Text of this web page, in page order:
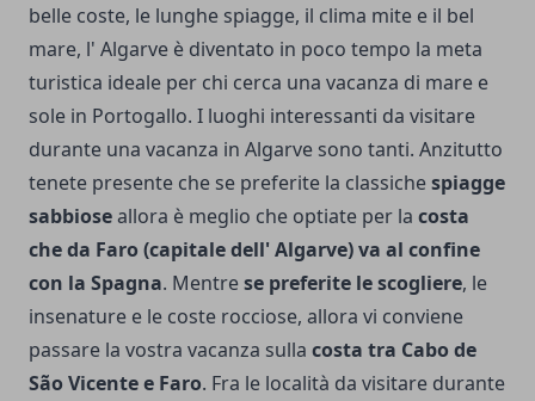
belle coste, le lunghe spiagge, il clima mite e il bel
mare, l' Algarve è diventato in poco tempo la meta
turistica ideale per chi cerca una vacanza di mare e
sole in Portogallo. I luoghi interessanti da visitare
durante una vacanza in Algarve sono tanti. Anzitutto
tenete presente che se preferite la classichespiagge
sabbioseallora è meglio che optiate per la costa
che da Faro (capitale dell' Algarve) va al confine
con la Spagna. Mentrese preferite le scogliere, le
insenature e le coste rocciose, allora vi conviene
passare la vostra vacanza sulla costa tra Cabo de
São Vicente e Faro. Fra le località da visitare durante